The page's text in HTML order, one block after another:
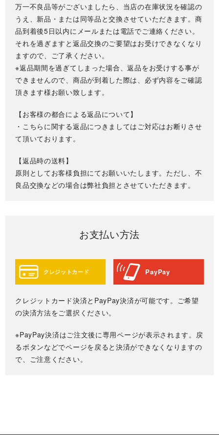
万一不良品等がございましたら、当店の在庫状況を確認の
うえ、新品・または同等品と交換させていただきます。商
品到着後5日以内にメールまたは電話でご連絡ください。
それを過ぎますと返品交換のご要望はお受けできなくなり
ますので、ご了承ください。
※返品期間を過ぎてしまった場合、返品をお受けする事が
できませんので、商品が到着した際は、必ず内容をご確認
頂きます様お願い致します。
【お客様の都合による返品について】
・こちらに関する返品につきましてはご対応はお断りさせ
て頂いております。
【返品時の送料】
原則としてお客様負担にてお願いいたします。ただし、不
良品交換などの場合は弊社負担とさせていただきます。
お支払い方法
クレジットカード PayPay
クレジットカード決済とPayPay決済が可能です。ご希望
の決済方法をご選択ください。
※PayPay決済はご注文後に専用ページが表示されます。戻
るボタンなどでページを戻ると決済ができなくなりますの
で、ご注意ください。